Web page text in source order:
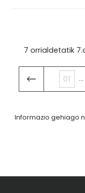
7 orrialdetatik
01 ...
Informazio gehiago